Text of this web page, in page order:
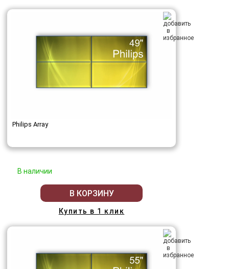
Philips Array
В наличии
В КОРЗИНУ
Купить в 1 клик